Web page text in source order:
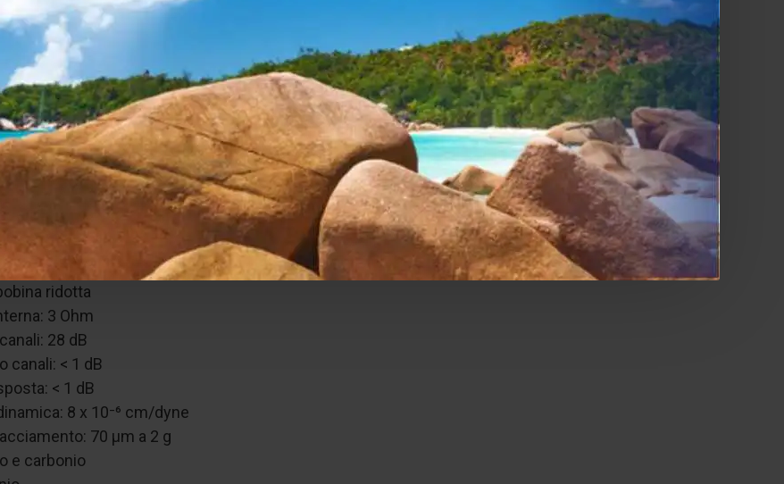
(Moving Coil)
0,25 mV
15 Hz – 45 kHz
consigliata: 2,0 g
100 Ohm
di ultra precisione
rame puro da 30 μm
ridotta
3 Ohm
28 dB
canali: < 1 dB
< 1 dB
8 x 10⁻⁶ cm/dyne
70 μm a 2 g
e carbonio